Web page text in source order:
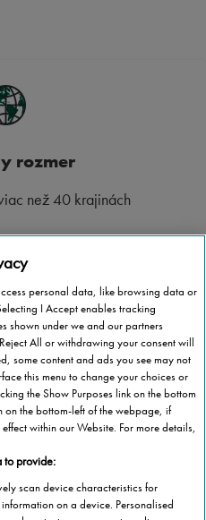
rozmer
než 40 krajinách
pokrytie
spoločnosť Stannah je tu
pomohla.
výťahov
viac ako 1,000,000
personal data, like browsing data or
I Accept enables tracking
shown under we and our partners
All or withdrawing your consent will
some content and ads you see may not
this menu to change your choices or
the Show Purposes link on the bottom
the bottom-left of the webpage, if
within our Website. For more details,
to provide:
scan device characteristics for
on a device. Personalised